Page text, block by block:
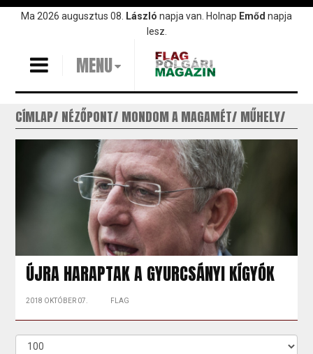
UgrásMa 2026 augusztus 08. László napja van. Holnap Emőd napja
lesz.
MENU
CÍMLAP NÉZŐPONT MONDOM A MAGAMÉT MŰHELY
ÚJRA HARAPTAK A GYURCSÁNYI KÍGYÓK
2018 OKTÓBER 07. FLAG